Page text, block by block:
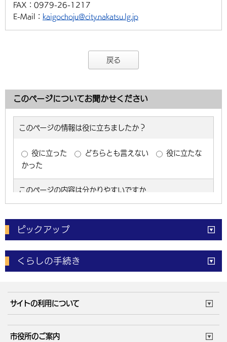
FAX： 0979-26-1217
E-Mail： kaigochoju@city.nakatsu.lg.jp
戻る
このページについてお聞かせください
ピックアップ
電子申請 窓口の混雑状況
体育施設予約状況 ご意見・ご要望
くらしの手続き
成人・仕事
住まい・引越 ごみ・環境
サイトの利用について
市役所のご案内